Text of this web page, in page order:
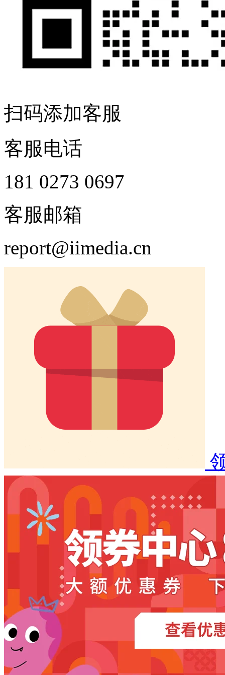
扫码添加客服
客服电话
181 0273 0697
客服邮箱
report@iimedia.cn